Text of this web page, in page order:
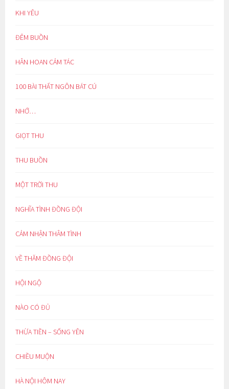
KHI YÊU
ĐÊM BUỒN
HÂN HOAN CẢM TÁC
100 BÀI THẤT NGÔN BÁT CÚ
NHỚ…
GIỌT THU
THU BUỒN
MỘT TRỜI THU
NGHĨA TÌNH ĐỒNG ĐỘI
CẢM NHẬN THÂM TÌNH
VỀ THĂM ĐỒNG ĐỘI
HỘI NGỘ
NÀO CÓ ĐỦ
THỪA TIỀN – SỐNG YÊN
CHIỀU MUỘN
HÀ NỘI HÔM NAY